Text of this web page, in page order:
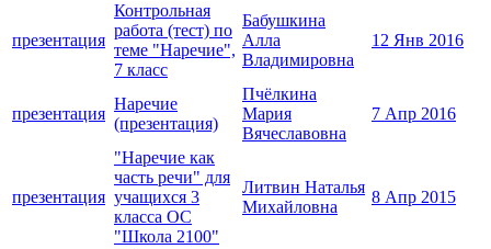
презентация
Контрольная
работа (тест) по
теме "Наречие",
7 класс
Бабушкина
Алла
Владимировна
12 Янв 2016
презентация
Наречие
(презентация)
Пчёлкина
Мария
Вячеславовна
7 Апр 2016
презентация
"Наречие как
часть речи" для
учащихся 3
класса ОС
"Школа 2100"
Литвин Наталья
Михайловна
8 Апр 2015